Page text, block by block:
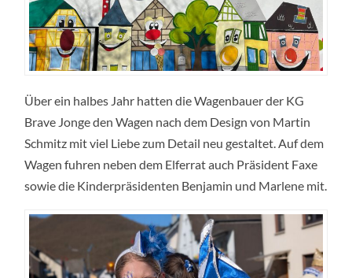
Über ein halbes Jahr hatten die Wagenbauer der KG
Brave Jonge den Wagen nach dem Design von Martin
Schmitz mit viel Liebe zum Detail neu gestaltet. Auf dem
Wagen fuhren neben dem Elferrat auch Präsident Faxe
sowie die Kinderpräsidenten Benjamin und Marlene mit.